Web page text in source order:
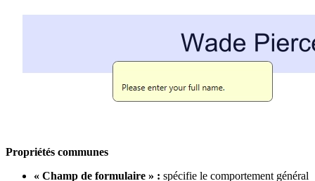
Propriétés communes
« Champ de formulaire » : spécifie le comportement général